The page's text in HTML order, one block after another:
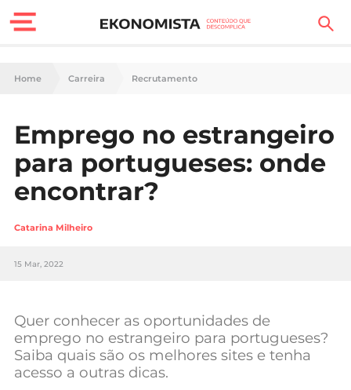
Finanças Pessoais
Carreira
Casa
Lifestyle
Sociedade
Negócios
Mundial 2026
Home Carreira Recrutamento
Emprego no estrangeiro
para portugueses: onde
encontrar?
Catarina Milheiro
15 Mar, 2022
Quer conhecer as oportunidades de
emprego no estrangeiro para portugueses?
Saiba quais são os melhores sites e tenha
acesso a outras dicas.